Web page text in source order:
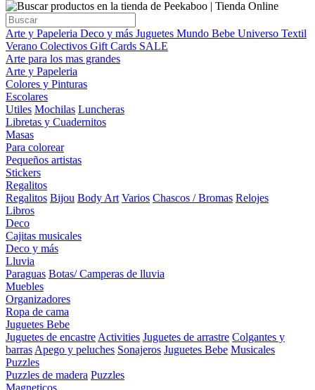
Arte y Papeleria Deco y más Juguetes Mundo Bebe Universo Textil
Verano Colectivos Gift Cards SALE
Arte para los mas grandes
Arte y Papeleria
Colores y Pinturas
Escolares
Utiles Mochilas Luncheras
Libretas y Cuadernitos
Masas
Para colorear
Pequeños artistas
Stickers
Regalitos
Regalitos Bijou Body Art Varios Chascos / Bromas Relojes
Libros
Deco
Cajitas musicales
Deco y más
Lluvia
Paraguas Botas/ Camperas de lluvia
Muebles
Organizadores
Ropa de cama
Juguetes Bebe
Juguetes de encastre Activities Juguetes de arrastre Colgantes y
barras Apego y peluches Sonajeros Juguetes Bebe Musicales
Puzzles
Puzzles de madera Puzzles
Magneticos